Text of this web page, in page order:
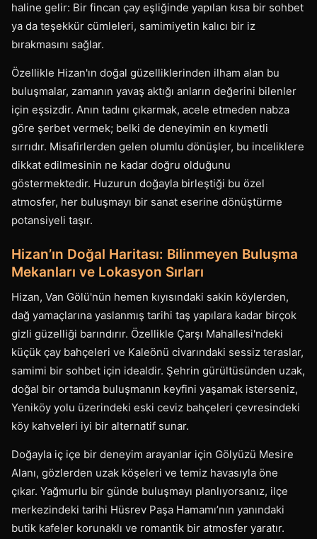
haline gelir: Bir fincan çay eşliğinde yapılan kısa bir sohbet
ya da teşekkür cümleleri, samimiyetin kalıcı bir iz
bırakmasını sağlar.
Özellikle Hizan'ın doğal güzelliklerinden ilham alan bu
buluşmalar, zamanın yavaş aktığı anların değerini bilenler
için eşsizdir. Anın tadını çıkarmak, acele etmeden nabza
göre şerbet vermek; belki de deneyimin en kıymetli
sırrıdır. Misafirlerden gelen olumlu dönüşler, bu inceliklere
dikkat edilmesinin ne kadar doğru olduğunu
göstermektedir. Huzurun doğayla birleştiği bu özel
atmosfer, her buluşmayı bir sanat eserine dönüştürme
potansiyeli taşır.
Hizan’ın Doğal Haritası: Bilinmeyen Buluşma
Mekanları ve Lokasyon Sırları
Hizan, Van Gölü'nün hemen kıyısındaki sakin köylerden,
dağ yamaçlarına yaslanmış tarihi taş yapılara kadar birçok
gizli güzelliği barındırır. Özellikle Çarşı Mahallesi'ndeki
küçük çay bahçeleri ve Kaleönü civarındaki sessiz teraslar,
samimi bir sohbet için idealdir. Şehrin gürültüsünden uzak,
doğal bir ortamda buluşmanın keyfini yaşamak isterseniz,
Yeniköy yolu üzerindeki eski ceviz bahçeleri çevresindeki
köy kahveleri iyi bir alternatif sunar.
Doğayla iç içe bir deneyim arayanlar için Gölyüzü Mesire
Alanı, gözlerden uzak köşeleri ve temiz havasıyla öne
çıkar. Yağmurlu bir günde buluşmayı planlıyorsanız, ilçe
merkezindeki tarihi Hüsrev Paşa Hamamı’nın yanındaki
butik kafeler korunaklı ve romantik bir atmosfer yaratır.